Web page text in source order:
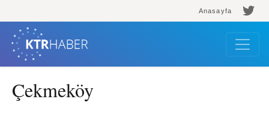
Anasayfa
Çekmeköy